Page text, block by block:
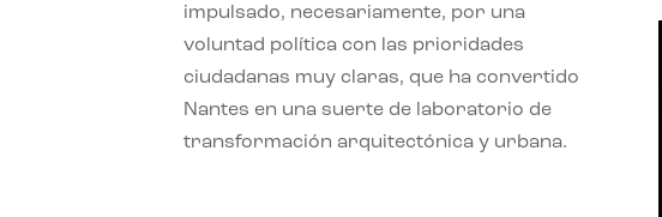
impulsado, necesariamente, por una
voluntad política con las prioridades
ciudadanas muy claras, que ha convertido
Nantes en una suerte de laboratorio de
transformación arquitectónica y urbana.